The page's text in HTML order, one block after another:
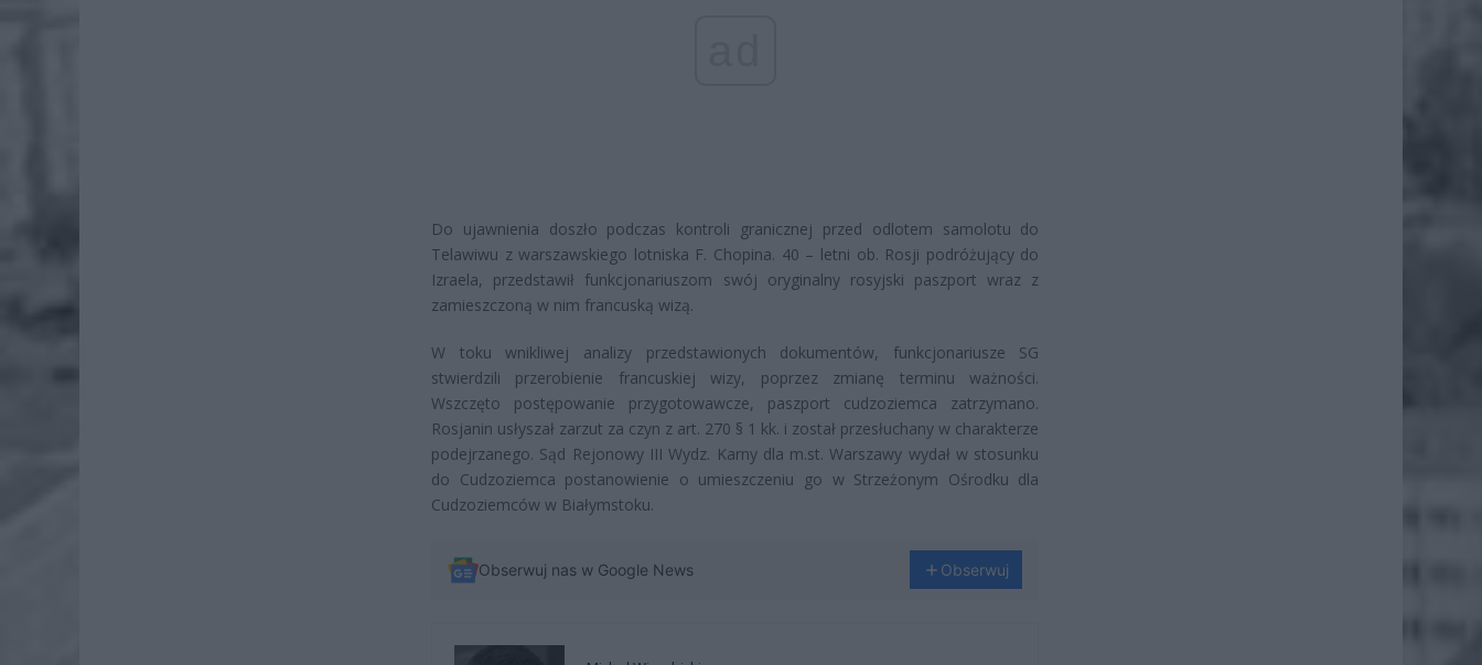
Do ujawnienia doszło podczas kontroli granicznej przed odlotem samolotu do
Telawiwu z warszawskiego lotniska F. Chopina. 40 – letni ob. Rosji podróżujący do
Izraela, przedstawił funkcjonariuszom swój oryginalny rosyjski paszport wraz z
zamieszczoną w nim francuską wizą.
W toku wnikliwej analizy przedstawionych dokumentów, funkcjonariusze SG
stwierdzili przerobienie francuskiej wizy, poprzez zmianę terminu ważności.
Wszczęto postępowanie przygotowawcze, paszport cudzoziemca zatrzymano.
Rosjanin usłyszał zarzut za czyn z art. 270 § 1 kk. i został przesłuchany w charakterze
podejrzanego. Sąd Rejonowy III Wydz. Karny dla m.st. Warszawy wydał w stosunku
do Cudzoziemca postanowienie o umieszczeniu go w Strzeżonym Ośrodku dla
Cudzoziemców w Białymstoku.
Obserwuj nas w Google News Obserwuj